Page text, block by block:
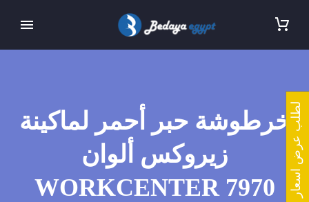
خرطوشة حبر أحمر لماكينة
زيروكس ألوان
WORKCENTER 7970 لطلب عرض اسعار